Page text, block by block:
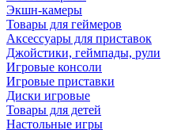
Экшн-камеры
Товары для геймеров
Аксессуары для приставок
Джойстики, геймпады, рули
Игровые консоли
Игровые приставки
Диски игровые
Товары для детей
Настольные игры